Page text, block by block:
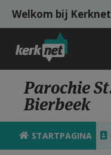
Overslaan en naar de
Welkom bij
KERK
Parochie
Bierbeek
STARTPAGINA